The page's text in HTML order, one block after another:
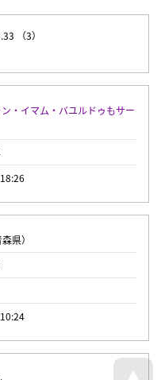
（3）
・イマム・バユルドゥもサー
県）